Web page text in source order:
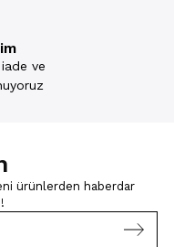
ve
ürünlerden haberdar